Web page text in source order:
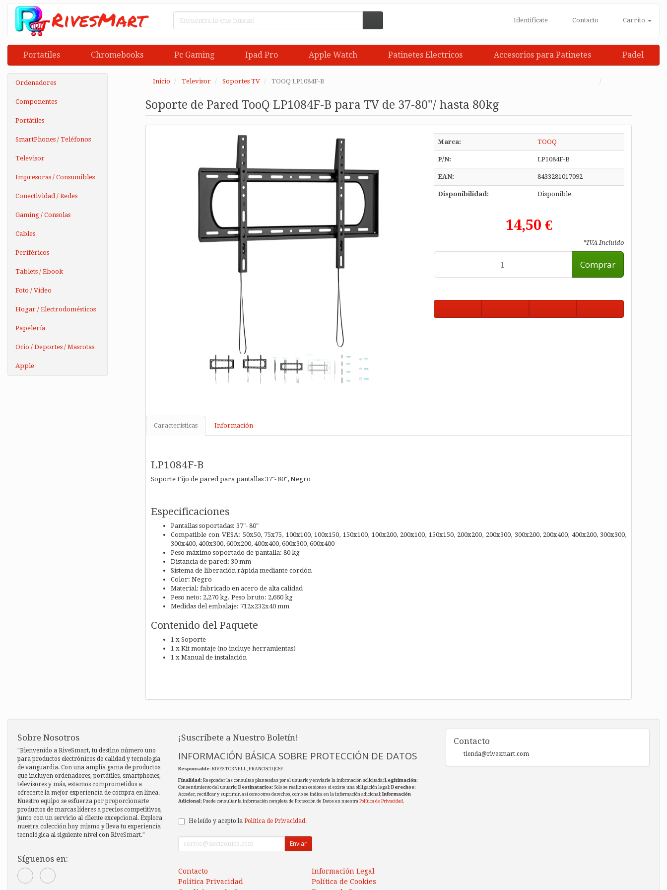
Identifícate Contacto Carrito
Portatiles Chromebooks Pc Gaming Ipad Pro Apple Watch Patinetes Electricos Accesorios para Patinetes Padel
Ordenadores
Componentes
Portátiles
SmartPhones / Teléfonos
Televisor
Impresoras / Consumibles
Conectividad / Redes
Gaming / Consolas
Cables
Periféricos
Tablets / Ebook
Foto / Video
Hogar / Electrodomésticos
Papelería
Ocio / Deportes / Mascotas
Apple
Inicio Televisor Soportes TV TOOQ LP1084F-B
Soporte de Pared TooQ LP1084F-B para TV de 37-80"/ hasta 80kg
Marca: TOOQ
P/N: LP1084F-B
EAN: 8433281017092
Disponibilidad: Disponible
14,50 €
*IVA Incluido
Comprar
Características Información
LP1084F-B
Soporte Fijo de pared para pantallas 37"- 80", Negro
Especificaciones
Pantallas soportadas: 37"- 80"
Compatible con VESA: 50x50, 75x75, 100x100, 100x150, 150x100, 100x200, 200x100, 150x150, 200x200, 200x300, 300x200, 200x400, 400x200, 300x300,
300x400, 400x300, 600x200, 400x400, 600x300, 600x400
Peso máximo soportado de pantalla: 80 kg
Distancia de pared: 30 mm
Sistema de liberación rápida mediante cordón
Color: Negro
Material: fabricado en acero de alta calidad
Peso neto: 2,270 kg. Peso bruto: 2,660 kg
Medidas del embalaje: 712x232x40 mm
Contenido del Paquete
1 x Soporte
1 x Kit montaje (no incluye herramientas)
1 x Manual de instalación
Sobre Nosotros
"Bienvenido a RiveSmart, tu destino número uno
para productos electrónicos de calidad y tecnología
de vanguardia. Con una amplia gama de productos
que incluyen ordenadores, portátiles, smartphones,
televisores y más, estamos comprometidos a
ofrecerte la mejor experiencia de compra en línea.
Nuestro equipo se esfuerza por proporcionarte
productos de marcas líderes a precios competitivos,
junto con un servicio al cliente excepcional. Explora
nuestra colección hoy mismo y lleva tu experiencia
tecnológica al siguiente nivel con RiveSmart."
Síguenos en:
¡Suscríbete a Nuestro Boletín!
INFORMACIÓN BÁSICA SOBRE PROTECCIÓN DE DATOS
Responsable: RIVES TORNELL, FRANCISCO JOSE
Finalidad: Responder las consultas planteadas por el usuario y enviarle la información solicitada;Legitimación:
Consentimiento del usuario;Destinatarios: Solo se realizan cesiones si existe una obligación legal;Derechos:
Acceder, rectificar y suprimir, así como otros derechos, como se indica en la información adicional;Información
Adicional: Puede consultar la información completa de Protección de Datos en nuestraPolítica de Privacidad.
He leído y acepto la Política de Privacidad.
Enviar
Contacto
Información Legal
Política Privacidad
Política de Cookies
Contacto
tienda@rivesmart.com